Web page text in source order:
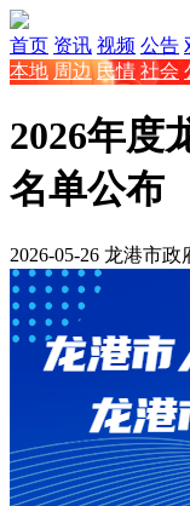
首页 资讯 视频 公告
本地 周边 民情 社会
2026年度
名单公布
2026-05-26 龙港市政